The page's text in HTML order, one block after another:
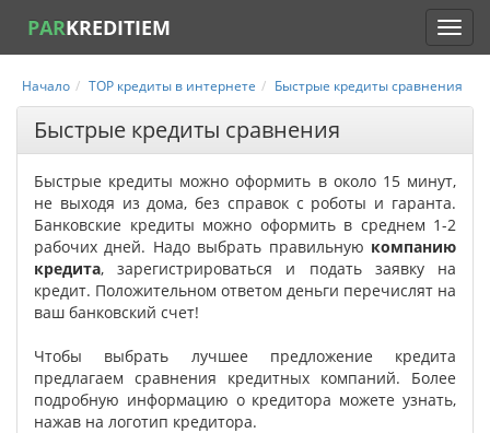
PARKREDITIEM
Начало TOP кредиты в интернете Быстрые кредиты сравнения
Быстрые кредиты сравнения
Быстрые кредиты можно оформить в около 15 минут,
не выходя из дома, без справок с роботы и гаранта.
Банковские кредиты можно оформить в среднем 1-2
рабочих дней. Надо выбрать правильную компанию
кредита, зарегистрироваться и подать заявку на
кредит. Положительном ответом деньги перечислят на
ваш банковский счет!
Чтобы выбрать лучшее предложение кредита
предлагаем сравнения кредитных компаний. Более
подробную информацию о кредитора можете узнать,
нажав на логотип кредитора.